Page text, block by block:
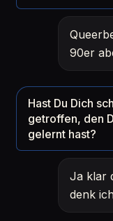
90er
Hast Du Dich
getroffen, den
gelernt hast?
Ja klar
denk